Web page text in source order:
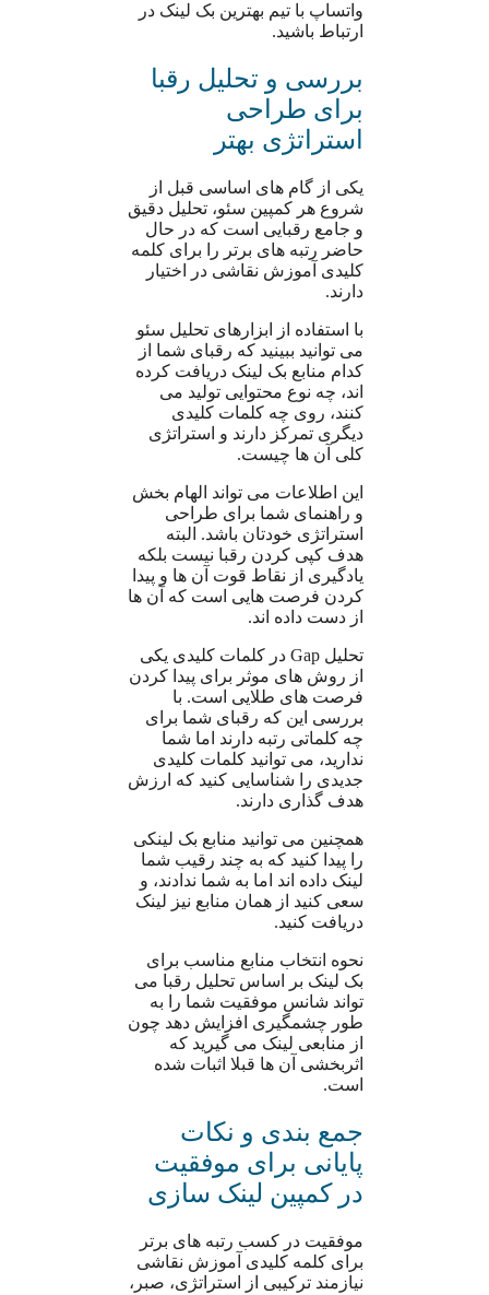
واتساپ با تیم بهترین بک لینک در
ارتباط باشید.
بررسی و تحلیل رقبا
برای طراحی
استراتژی بهتر
یکی از گام های اساسی قبل از
شروع هر کمپین سئو، تحلیل دقیق
و جامع رقبایی است که در حال
حاضر رتبه های برتر را برای کلمه
کلیدی آموزش نقاشی در اختیار
دارند.
با استفاده از ابزارهای تحلیل سئو
می توانید ببینید که رقبای شما از
کدام منابع بک لینک دریافت کرده
اند، چه نوع محتوایی تولید می
کنند، روی چه کلمات کلیدی
دیگری تمرکز دارند و استراتژی
کلی آن ها چیست.
این اطلاعات می تواند الهام بخش
و راهنمای شما برای طراحی
استراتژی خودتان باشد. البته
هدف کپی کردن رقبا نیست بلکه
یادگیری از نقاط قوت آن ها و پیدا
کردن فرصت هایی است که آن ها
از دست داده اند.
تحلیل Gap در کلمات کلیدی یکی
از روش های موثر برای پیدا کردن
فرصت های طلایی است. با
بررسی این که رقبای شما برای
چه کلماتی رتبه دارند اما شما
ندارید، می توانید کلمات کلیدی
جدیدی را شناسایی کنید که ارزش
هدف گذاری دارند.
همچنین می توانید منابع بک لینکی
را پیدا کنید که به چند رقیب شما
لینک داده اند اما به شما ندادند، و
سعی کنید از همان منابع نیز لینک
دریافت کنید.
نحوه انتخاب منابع مناسب برای
بک لینک بر اساس تحلیل رقبا می
تواند شانس موفقیت شما را به
طور چشمگیری افزایش دهد چون
از منابعی لینک می گیرید که
اثربخشی آن ها قبلا اثبات شده
است.
جمع بندی و نکات
پایانی برای موفقیت
در کمپین لینک سازی
موفقیت در کسب رتبه های برتر
برای کلمه کلیدی آموزش نقاشی
نیازمند ترکیبی از استراتژی، صبر،